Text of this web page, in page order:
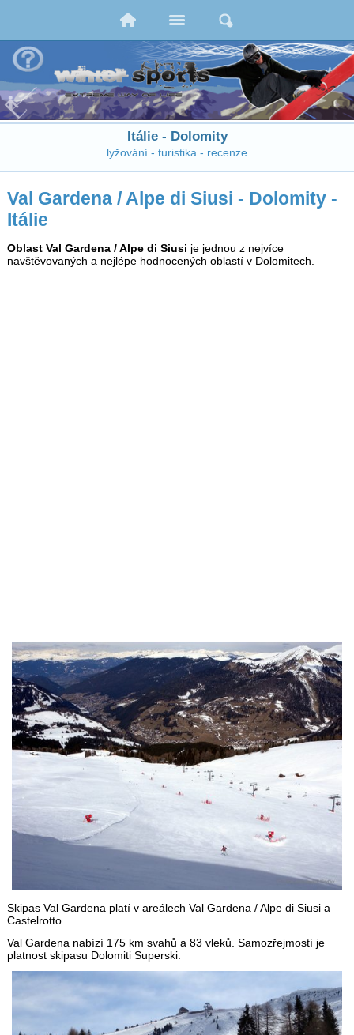
Itálie - Dolomity
lyžování - turistika - recenze
Val Gardena / Alpe di Siusi - Dolomity -
Itálie
Oblast Val Gardena / Alpe di Siusi je jednou z nejvíce
navštěvovaných a nejlépe hodnocených oblastí v Dolomitech.
Skipas Val Gardena platí v areálech Val Gardena / Alpe di Siusi a
Castelrotto.
Val Gardena nabízí 175 km svahů a 83 vleků. Samozřejmostí je
platnost skipasu Dolomiti Superski.